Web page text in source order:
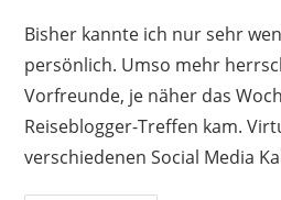
Bisher kannte ich nur sehr
persönlich. Umso mehr
Vorfreunde, je näher das
Reiseblogger-Treffen kam.
verschiedenen Social Media